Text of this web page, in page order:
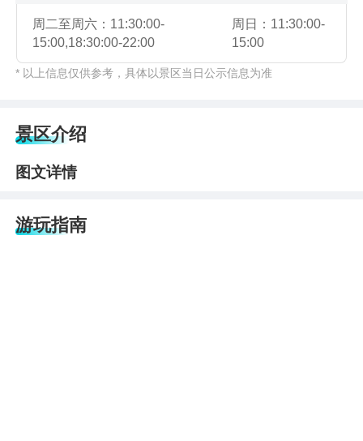
周二至周六：11:30:00-
15:00,18:30:00-22:00
周日：11:30:00-
15:00
* 以上信息仅供参考，具体以景区当日公示信息为准
景区介绍
图文详情
游玩指南